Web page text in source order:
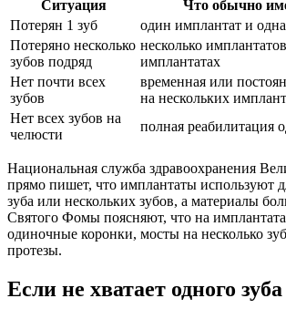
Ситуация
Что обычно
Потерян 1 зуб
один имплантат и
Потеряно несколько
зубов подряд
несколько
имплантатах
Нет почти всех
зубов
временная или
на нескольких
Нет всех зубов на
челюсти
полная реабилитация
Национальная служба здравоохранения
прямо пишет, что имплантаты используют
зуба или нескольких зубов, а материалы
Святого Фомы поясняют, что на
одиночные коронки, мосты на несколько
протезы.
Если не хватает одного зуба